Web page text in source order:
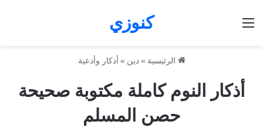
كنوزي
الرئيسية » دين » أذكار وأدعية
أذكار النوم كاملة مكتوبة صحيحة
حصن المسلم